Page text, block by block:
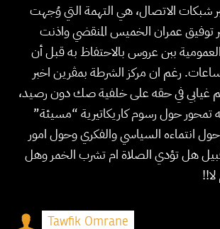
عبر شبكات الاتصال، هي التهمة التي وُجهت
توفيق عمران الخميس المنقضي واذنت
العمومية ببن عروس بالاحتفاظ به قبل أن
رغم ان مركز الشرطة بمڨرين اخبر
غيابي في حقه على خلفية صك دون رصيد،
تمحور حول رسوم كاريكاتيرية “مسيئة”
انتماءه السياسي والفكري وحول امور
هل تؤدي الصلاة ام تشرب الخمر وهل
Tawfik Omrane